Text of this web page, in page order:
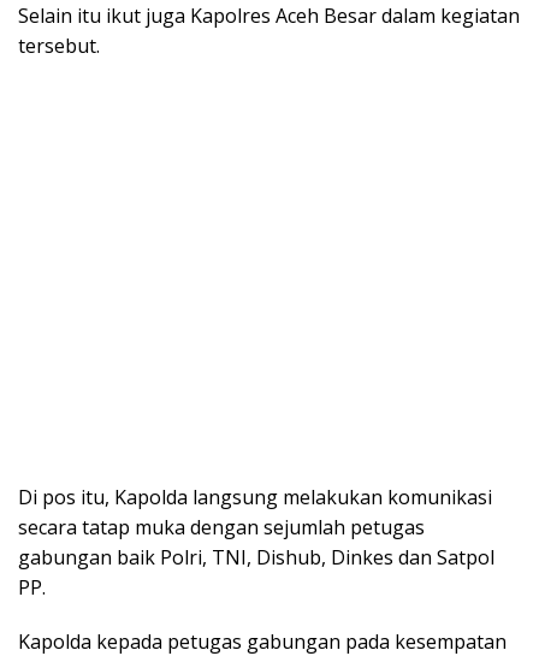
Selain itu ikut juga Kapolres Aceh Besar dalam kegiatan
tersebut.
Di pos itu, Kapolda langsung melakukan komunikasi
secara tatap muka dengan sejumlah petugas
gabungan baik Polri, TNI, Dishub, Dinkes dan Satpol
PP.
Kapolda kepada petugas gabungan pada kesempatan